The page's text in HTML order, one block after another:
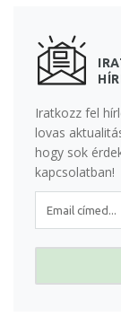
Iratkozz fel
lovas
hogy sok
kapcsolatban!